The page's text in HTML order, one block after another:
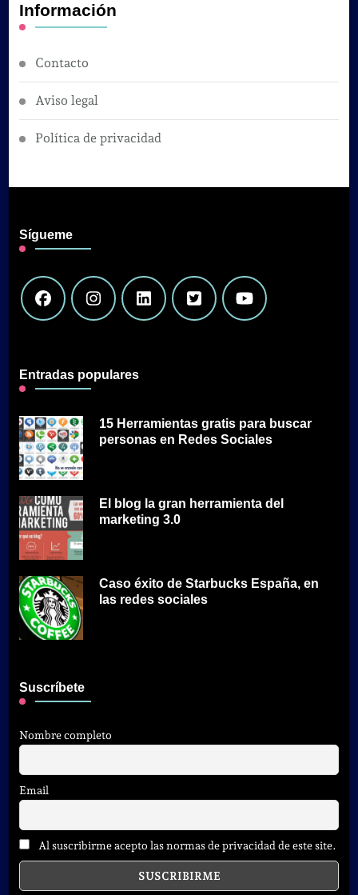
Información
Contacto
Aviso legal
Política de privacidad
Sígueme
Entradas populares
15 Herramientas gratis para buscar
personas en Redes Sociales
El blog la gran herramienta del
marketing 3.0
Caso éxito de Starbucks España, en
las redes sociales
Suscríbete
Nombre completo
Email
Al suscribirme acepto las normas de privacidad de este site.